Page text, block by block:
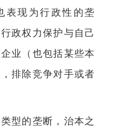
表现为行政性的垄
政权力保护与自己
业（也包括某些本
排除竞争对手或者
型的垄断，治本之